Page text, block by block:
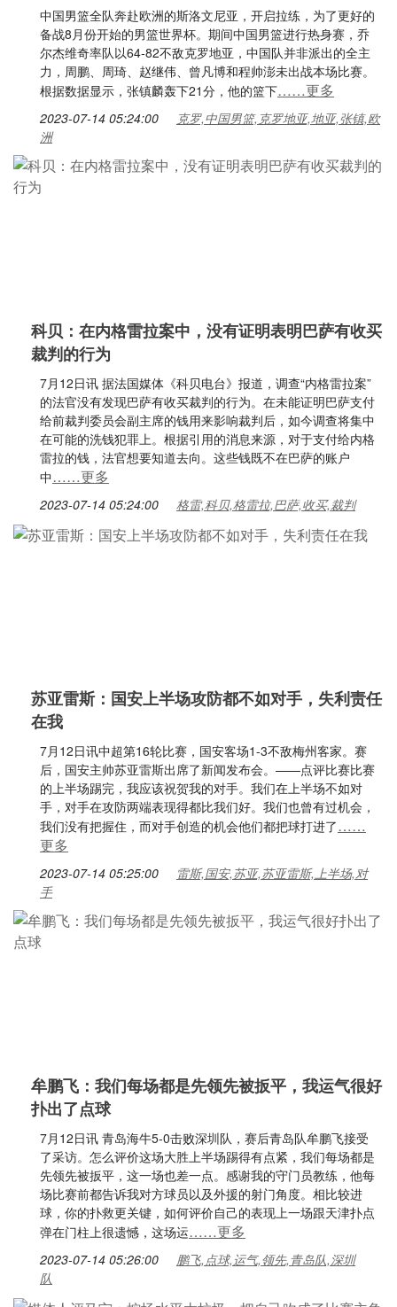
中国男篮全队奔赴欧洲的斯洛文尼亚，开启拉练，为了更好的
备战8月份开始的男篮世界杯。期间中国男篮进行热身赛，乔
尔杰维奇率队以64-82不敌克罗地亚，中国队并非派出的全主
力，周鹏、周琦、赵继伟、曾凡博和程帅澎未出战本场比赛。
根据数据显示，张镇麟轰下21分，他的篮下……更多
2023-07-14 05:24:00
克罗,中国男篮,克罗地亚,地亚,张镇,欧
洲
科贝：在内格雷拉案中，没有证明表明巴萨有收买
裁判的行为
7月12日讯 据法国媒体《科贝电台》报道，调查“内格雷拉案”
的法官没有发现巴萨有收买裁判的行为。在未能证明巴萨支付
给前裁判委员会副主席的钱用来影响裁判后，如今调查将集中
在可能的洗钱犯罪上。根据引用的消息来源，对于支付给内格
雷拉的钱，法官想要知道去向。这些钱既不在巴萨的账户
中……更多
2023-07-14 05:24:00 格雷,科贝,格雷拉,巴萨,收买,裁判
苏亚雷斯：国安上半场攻防都不如对手，失利责任
在我
7月12日讯中超第16轮比赛，国安客场1-3不敌梅州客家。赛
后，国安主帅苏亚雷斯出席了新闻发布会。——点评比赛比赛
的上半场踢完，我应该祝贺我的对手。我们在上半场不如对
手，对手在攻防两端表现得都比我们好。我们也曾有过机会，
我们没有把握住，而对手创造的机会他们都把球打进了……
更多
2023-07-14 05:25:00
雷斯,国安,苏亚,苏亚雷斯,上半场,对
手
牟鹏飞：我们每场都是先领先被扳平，我运气很好
扑出了点球
7月12日讯 青岛海牛5-0击败深圳队，赛后青岛队牟鹏飞接受
了采访。怎么评价这场大胜上半场踢得有点紧，我们每场都是
先领先被扳平，这一场也差一点。感谢我的守门员教练，他每
场比赛前都告诉我对方球员以及外援的射门角度。相比较进
球，你的扑救更关键，如何评价自己的表现上一场跟天津扑点
弹在门柱上很遗憾，这场运……更多
2023-07-14 05:26:00
鹏飞,点球,运气,领先,青岛队,深圳
队